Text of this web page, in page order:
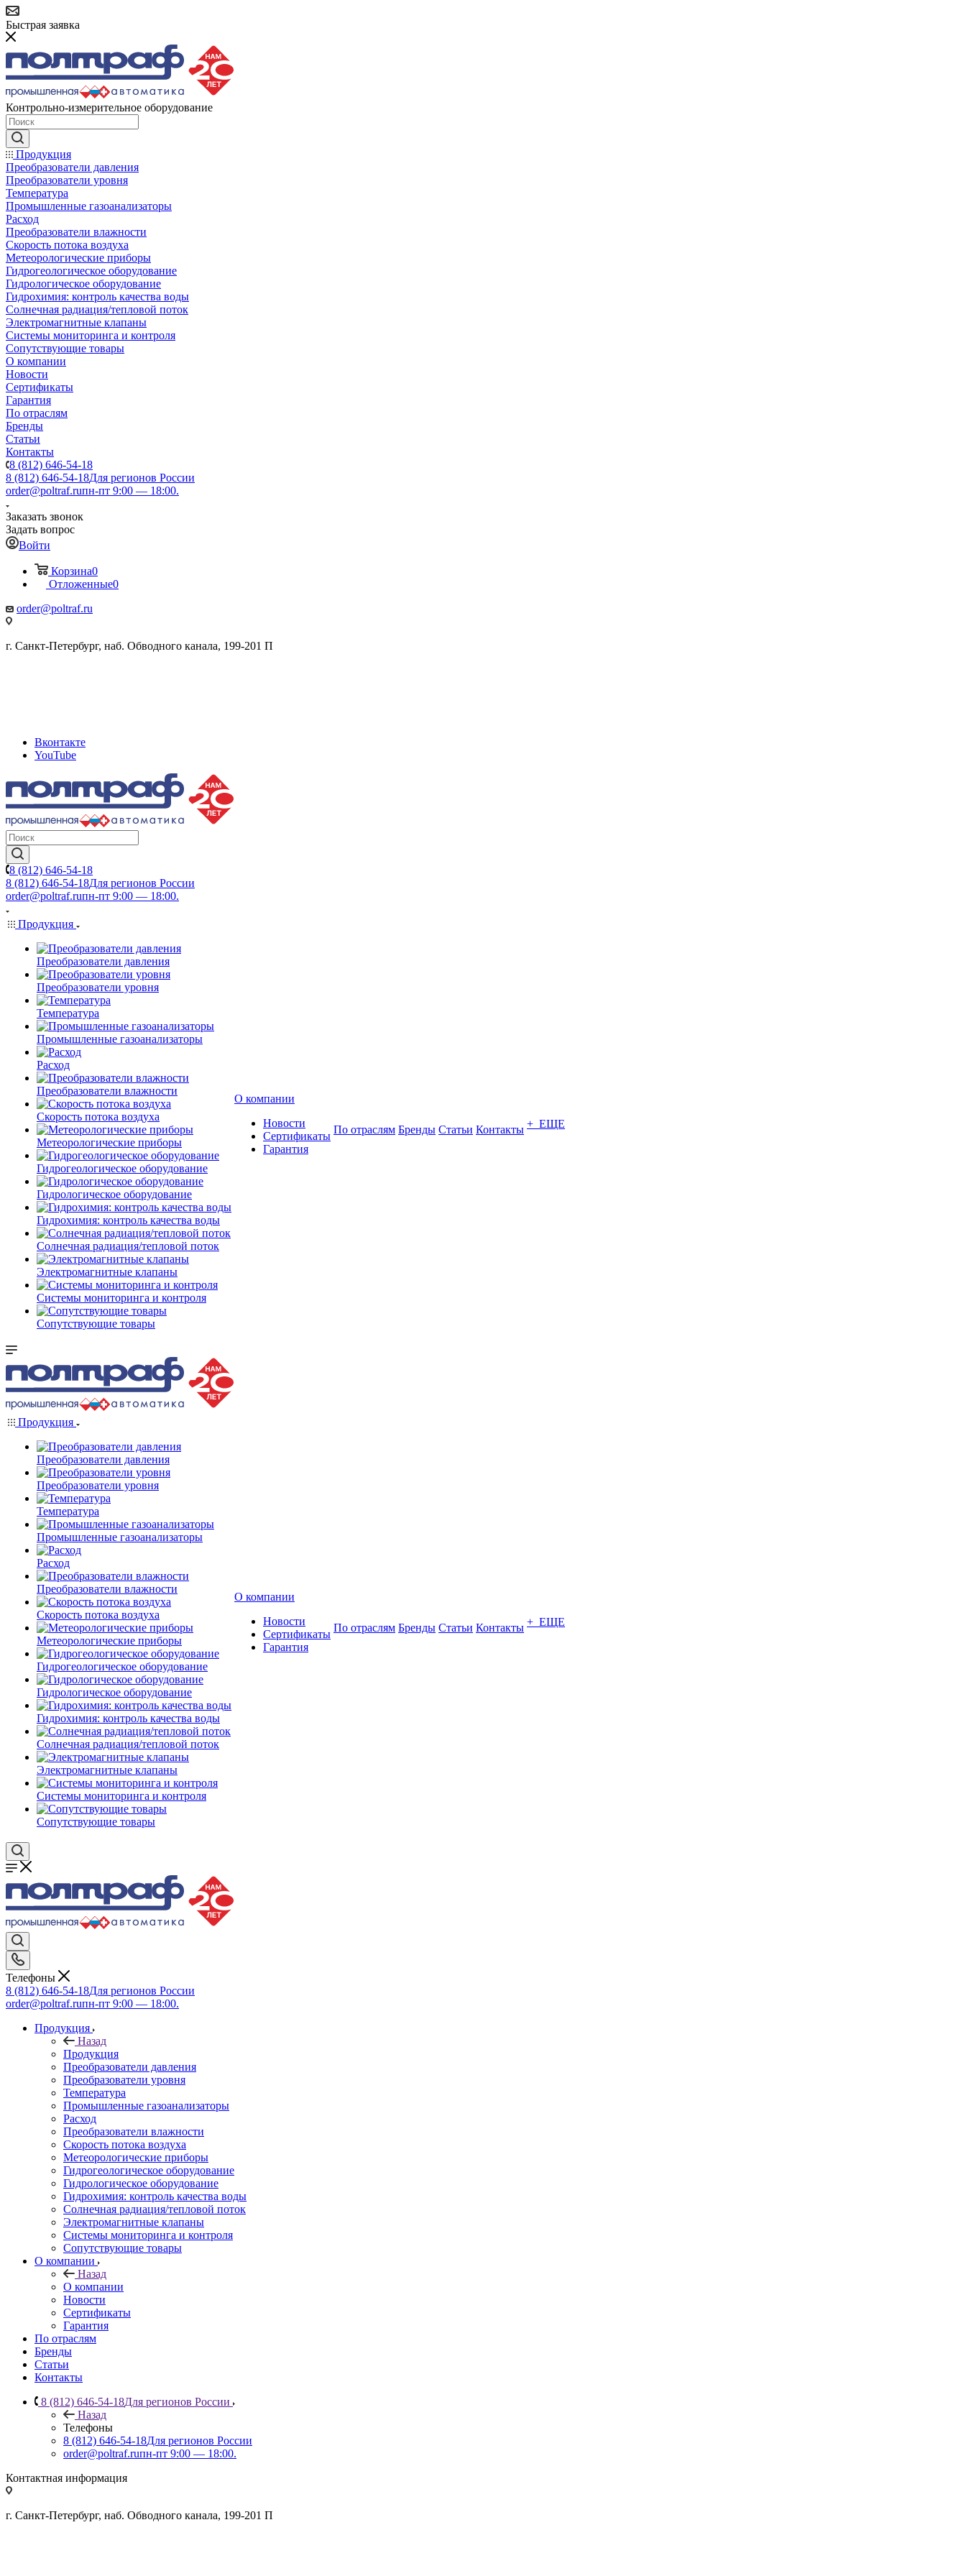
Быстрая заявка
Контрольно-измерительное оборудование
Продукция
Преобразователи давления
Преобразователи уровня
Температура
Промышленные газоанализаторы
Расход
Преобразователи влажности
Скорость потока воздуха
Метеорологические приборы
Гидрогеологическое оборудование
Гидрологическое оборудование
Гидрохимия: контроль качества воды
Солнечная радиация/тепловой поток
Электромагнитные клапаны
Системы мониторинга и контроля
Сопутствующие товары
О компании
Новости
Сертификаты
Гарантия
По отраслям
Бренды
Статьи
Контакты
8 (812) 646-54-18
8 (812) 646-54-18Для регионов России
order@poltraf.ruпн-пт 9:00 — 18:00.
Заказать звонок
Задать вопрос
Войти
Корзина0
Отложенные0
order@poltraf.ru
г. Санкт-Петербург, наб. Обводного канала, 199-201 П
Вконтакте
YouTube
8 (812) 646-54-18
8 (812) 646-54-18Для регионов России
order@poltraf.ruпн-пт 9:00 — 18:00.
Продукция
Преобразователи давления
Преобразователи уровня
Температура
Промышленные газоанализаторы
Расход
Преобразователи влажности
Скорость потока воздуха
Метеорологические приборы
Гидрогеологическое оборудование
Гидрологическое оборудование
Гидрохимия: контроль качества воды
Солнечная радиация/тепловой поток
Электромагнитные клапаны
Системы мониторинга и контроля
Сопутствующие товары
О компании
Новости
Сертификаты
Гарантия
По отраслям Бренды Статьи Контакты + ЕЩЕ
Продукция
Преобразователи давления
Преобразователи уровня
Температура
Промышленные газоанализаторы
Расход
Преобразователи влажности
Скорость потока воздуха
Метеорологические приборы
Гидрогеологическое оборудование
Гидрологическое оборудование
Гидрохимия: контроль качества воды
Солнечная радиация/тепловой поток
Электромагнитные клапаны
Системы мониторинга и контроля
Сопутствующие товары
О компании
Новости
Сертификаты
Гарантия
По отраслям Бренды Статьи Контакты + ЕЩЕ
Телефоны
8 (812) 646-54-18Для регионов России
order@poltraf.ruпн-пт 9:00 — 18:00.
Продукция
Назад
Продукция
Преобразователи давления
Преобразователи уровня
Температура
Промышленные газоанализаторы
Расход
Преобразователи влажности
Скорость потока воздуха
Метеорологические приборы
Гидрогеологическое оборудование
Гидрологическое оборудование
Гидрохимия: контроль качества воды
Солнечная радиация/тепловой поток
Электромагнитные клапаны
Системы мониторинга и контроля
Сопутствующие товары
О компании
Назад
О компании
Новости
Сертификаты
Гарантия
По отраслям
Бренды
Статьи
Контакты
8 (812) 646-54-18Для регионов России
Назад
Телефоны
8 (812) 646-54-18Для регионов России
order@poltraf.ruпн-пт 9:00 — 18:00.
Контактная информация
г. Санкт-Петербург, наб. Обводного канала, 199-201 П